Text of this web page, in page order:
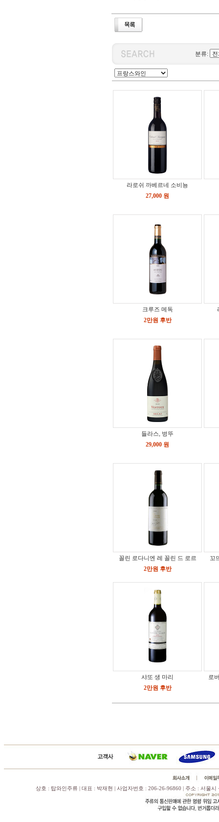
분류:
라로쉬 까베르네 소비뇽
27,000 원
크루즈 메독
2만원 후반
들라스, 벙뚜
29,000 원
꼴린 로다니엔 레 꼴린 드 로르
2만원 후반
꼬
샤또 생 마리
2만원 후반
로
상호 : 탑와인주류 | 대표 : 박재현 | 사업자번호 : 206-26-96860 | 주소 : 서울